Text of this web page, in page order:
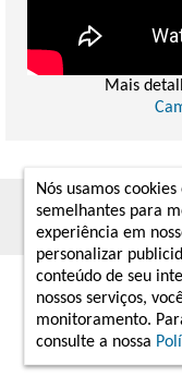
Mais
2019 -
Nós usamos
semelhantes para
experiência em
personalizar
conteúdo de seu
nossos serviços,
monitoramento.
consulte a nossa